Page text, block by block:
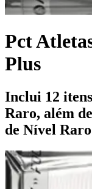
Pct
Plus
Inclui 12
Raro, além
de Nível